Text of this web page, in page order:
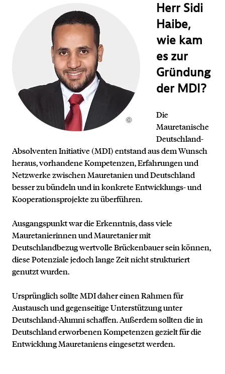
Herr Sidi
Haibe,
wie kam
es zur
Gründung
der MDI?
Die
Mauretanische
Deutschland-
Absolventen Initiative (MDI) entstand aus dem Wunsch
heraus, vorhandene Kompetenzen, Erfahrungen und
Netzwerke zwischen Mauretanien und Deutschland
besser zu bündeln und in konkrete Entwicklungs- und
Kooperationsprojekte zu überführen.
Ausgangspunkt war die Erkenntnis, dass viele
Mauretanierinnen und Mauretanier mit
Deutschlandbezug wertvolle Brückenbauer sein können,
diese Potenziale jedoch lange Zeit nicht strukturiert
genutzt wurden.
Ursprünglich sollte MDI daher einen Rahmen für
Austausch und gegenseitige Unterstützung unter
Deutschland-Alumni schaffen. Außerdem sollten die in
Deutschland erworbenen Kompetenzen gezielt für die
Entwicklung Mauretaniens eingesetzt werden.